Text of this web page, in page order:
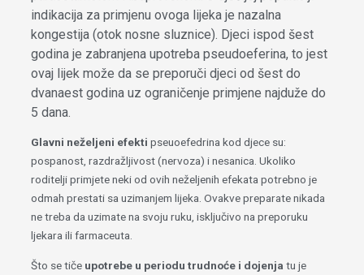
indikacija za primjenu ovoga lijeka je nazalna
kongestija (otok nosne sluznice). Djeci ispod šest
godina je zabranjena upotreba pseudoeferina, to jest
ovaj lijek može da se preporuči djeci od šest do
dvanaest godina uz ograničenje primjene najduže do
5 dana.
Glavni neželjeni efekti pseuoefedrina kod djece su:
pospanost, razdražljivost (nervoza) i nesanica. Ukoliko
roditelji primjete neki od ovih neželjenih efekata potrebno je
odmah prestati sa uzimanjem lijeka. Ovakve preparate nikada
ne treba da uzimate na svoju ruku, isključivo na preporuku
ljekara ili farmaceuta.
Što se tiče upotrebe u periodu trudnoće i dojenja tu je